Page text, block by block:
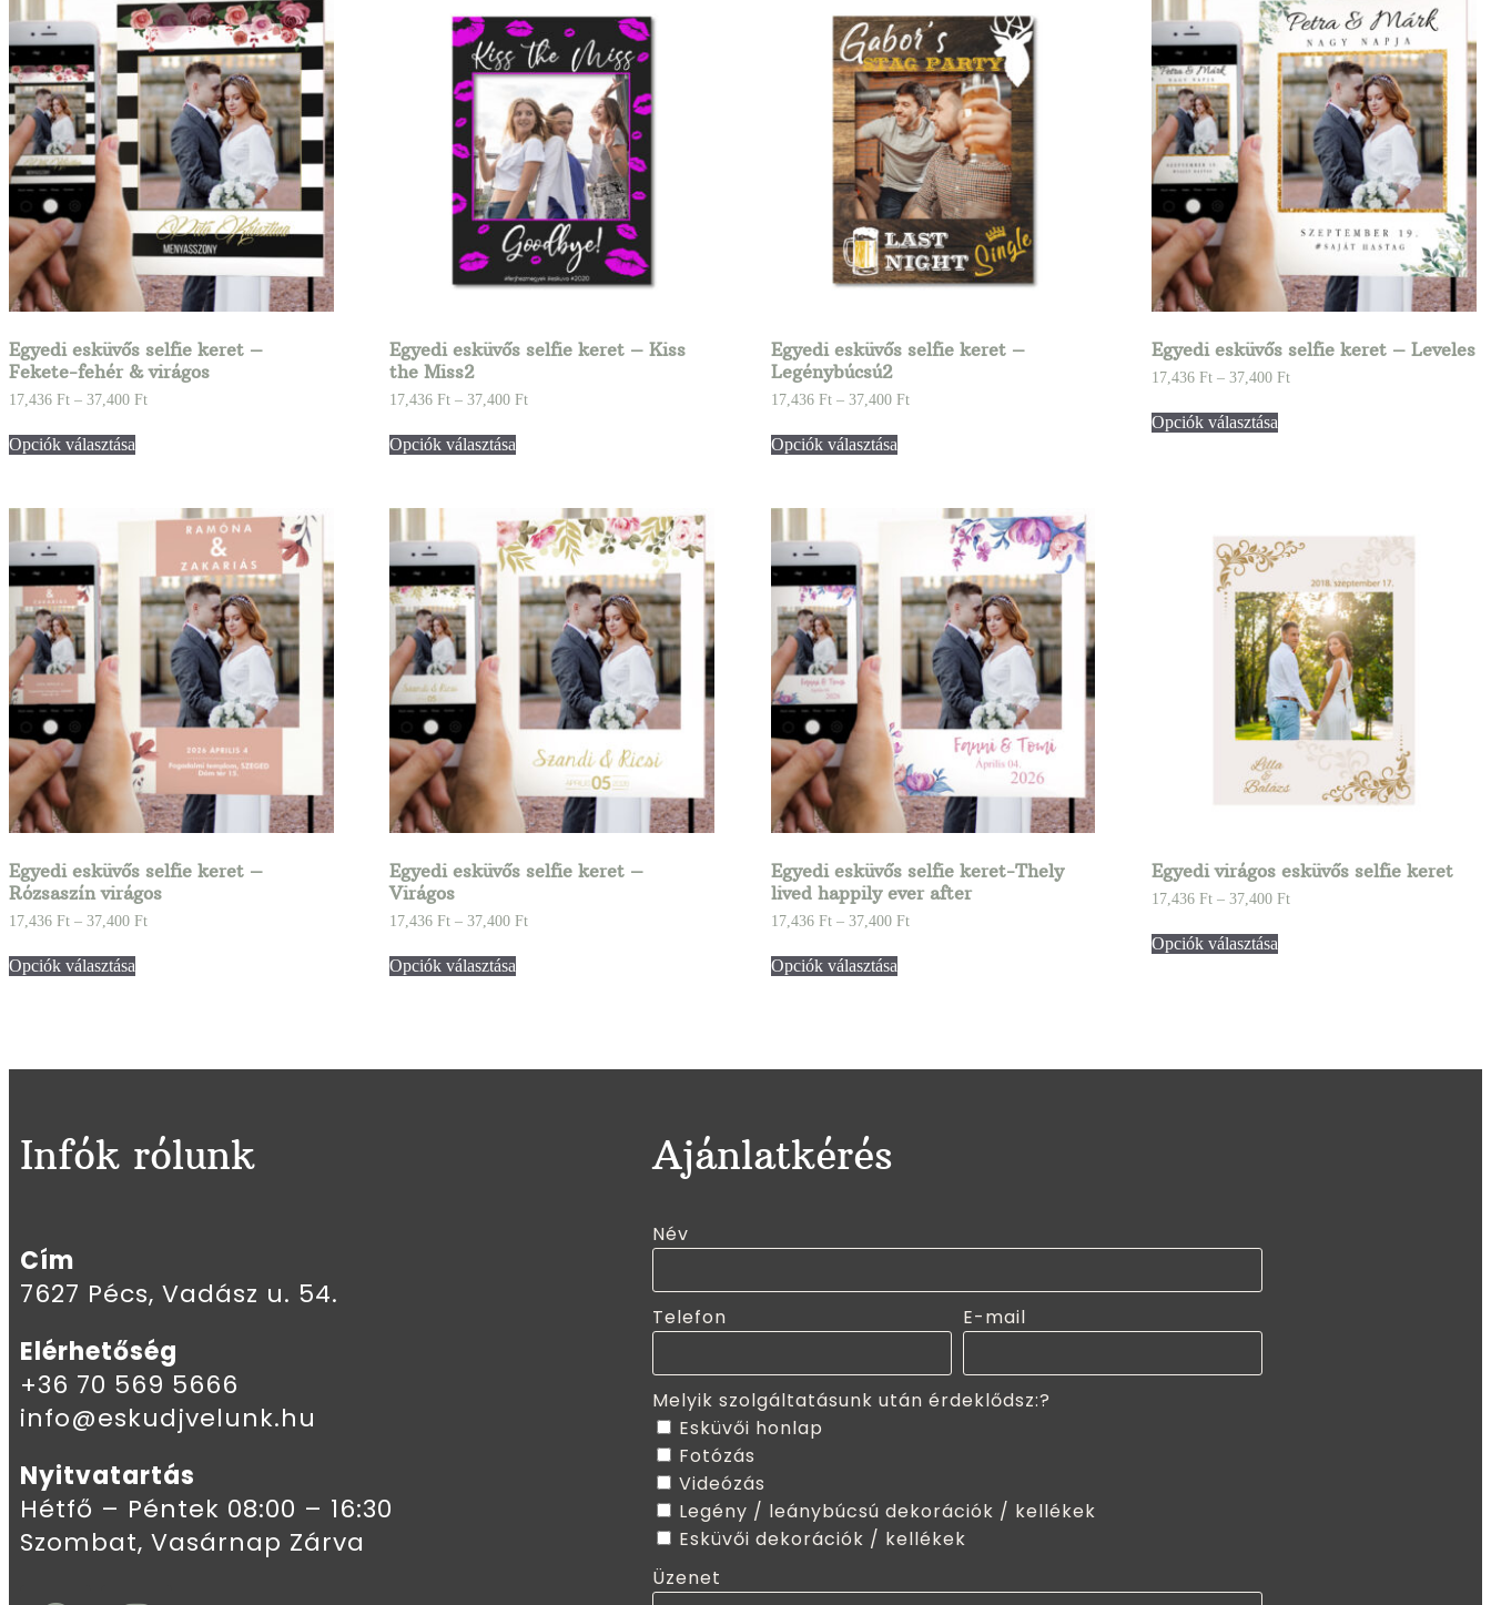
Egyedi esküvős selfie keret –
Fekete-fehér & virágos
17,436 Ft – 37,400 Ft
Opciók választása
Egyedi esküvős selfie keret – Kiss
the Miss2
17,436Ft – 37,400Ft
Opciók választása
Egyedi esküvős selfie keret –
Legénybúcsú2
17,436 Ft – 37,400 Ft
Opciók választása
Egyedi esküvős selfie keret – Leveles
17,436 Ft – 37,400 Ft
Opciók választása
Egyedi esküvős selfie keret –
Rózsaszín virágos
17,436 Ft – 37,400 Ft
Opciók választása
Egyedi esküvős selfie keret –
Virágos
17,436Ft – 37,400Ft
Opciók választása
Egyedi esküvős selfie keret-Thely
lived happily ever after
17,436 Ft – 37,400 Ft
Opciók választása
Egyedi virágos esküvős selfie keret
17,436 Ft – 37,400 Ft
Opciók választása
Infók rólunk
Cím
7627 Pécs, Vadász u. 54.
Elérhetőség
+36 70 569 5666
info@eskudjvelunk.hu
Nyitvatartás
Hétfő – Péntek 08:00 – 16:30
Szombat, Vasárnap Zárva
Ajánlatkérés
Név
Telefon E-mail
Melyik szolgáltatásunk után érdeklődsz:?
Esküvői honlap
Fotózás
Videózás
Legény / leánybúcsú dekorációk / kellékek
Esküvői dekorációk / kellékek
Üzenet